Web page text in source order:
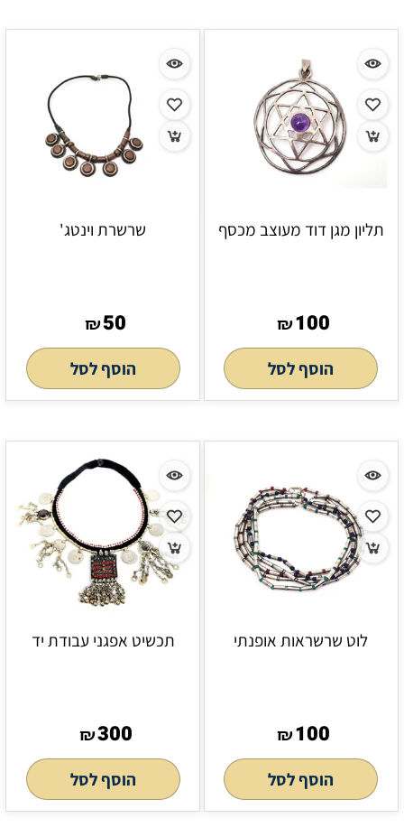
תליון מגן דוד מעוצב מכסף
₪100
הוסף לסל
שרשרת וינטג'
₪50
הוסף לסל
לוט שרשראות אופנתי
₪100
הוסף לסל
תכשיט אפגני עבודת יד
₪300
הוסף לסל